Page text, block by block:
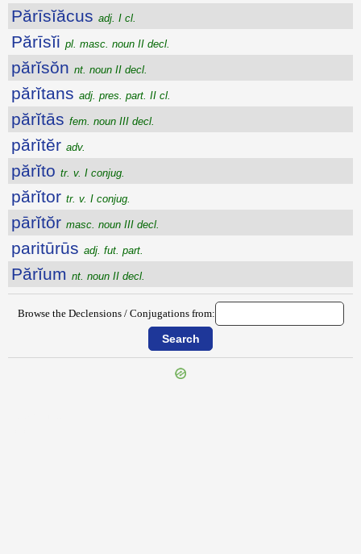
Părīsĭăcus adj. I cl.
Părīsĭi pl. masc. noun II decl.
părĭsŏn nt. noun II decl.
părĭtans adj. pres. part. II cl.
părĭtās fem. noun III decl.
părĭtĕr adv.
părĭto tr. v. I conjug.
părĭtor tr. v. I conjug.
pārĭtŏr masc. noun III decl.
paritūrūs adj. fut. part.
Părĭum nt. noun II decl.
Browse the Declensions / Conjugations from: